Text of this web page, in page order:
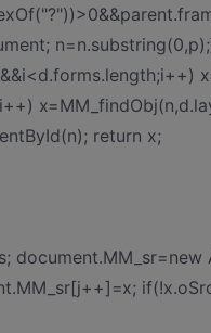
return x;